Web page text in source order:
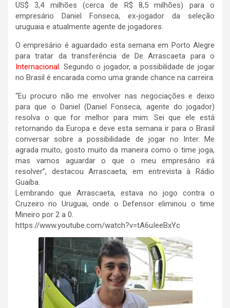
US$ 3,4 milhões (cerca de R$ 8,5 milhões) para o
empresário Daniel Fonseca, ex-jogador da seleção
uruguaia e atualmente agente de jogadores.
O empresário é aguardado esta semana em Porto Alegre
para tratar da transferência de De Arrascaeta para o
Internacional. Segundo o jogador, a possibilidade de jogar
no Brasil é encarada como uma grande chance na carreira.
“Eu procuro não me envolver nas negociações e deixo
para que o Daniel (Daniel Fonseca, agente do jogador)
resolva o que for melhor para mim. Sei que ele está
retornando da Europa e deve esta semana ir para o Brasil
conversar sobre a possibilidade de jogar no Inter. Me
agrada muito, gosto muito da maneira como o time joga,
mas vamos aguardar o que o meu empresário irá
resolver”, destacou Arrascaeta, em entrevista à Rádio
Guaíba.
Lembrando que Arrascaeta, estava no jogo contra o
Cruzeiro no Uruguai, onde o Defensor eliminou o time
Mineiro por 2 a 0.
https://www.youtube.com/watch?v=tA6uIeeBxYc